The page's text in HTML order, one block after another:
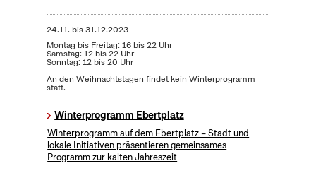
24.11. bis31.12.2023
Montag bis Freitag: 16 bis 22 Uhr
Samstag: 12 bis 22 Uhr
Sonntag: 12 bis 20 Uhr
An den Weihnachtstagen findet kein Winterprogramm
statt.
Winterprogramm Ebertplatz
Winterprogramm auf dem Ebertplatz – Stadt und
lokale Initiativen präsentieren gemeinsames
Programm zur kalten Jahreszeit